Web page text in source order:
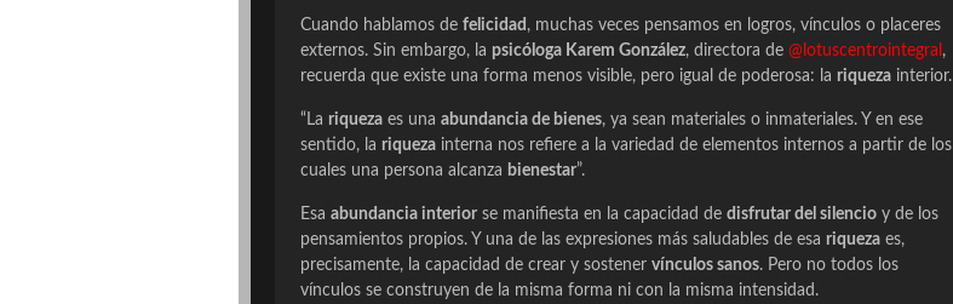
Cuando hablamos de felicidad , muchas veces pensamos en logros, vínculos o placeres
externos. Sin embargo, la psicóloga Karem González, directora de @lotuscentrointegral ,
recuerda que existe una forma menos visible, pero igual de poderosa: la riqueza interior.
“La riqueza es una abundancia de bienes, ya sean materiales o inmateriales. Y en ese
sentido, la riqueza interna nos refiere a la variedad de elementos internos a partir de los
cuales una persona alcanza bienestar”.
Esa abundancia interior se manifiesta en la capacidad de disfrutar del silencio y de los
pensamientos propios. Y una de las expresiones más saludables de esa riqueza es,
precisamente, la capacidad de crear y sostener vínculos sanos. Pero no todos los
vínculos se construyen de la misma forma ni con la misma intensidad.